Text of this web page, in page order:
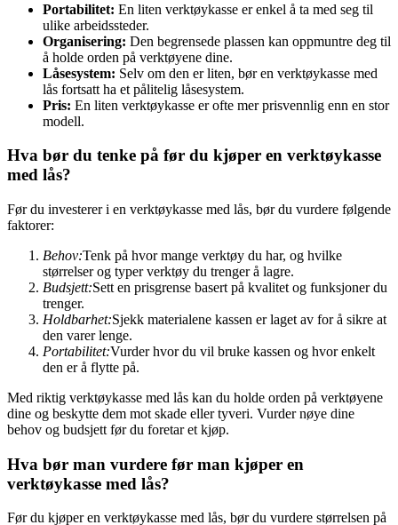
Portabilitet: En liten verktøykasse er enkel å ta med seg til
ulike arbeidssteder.
Organisering: Den begrensede plassen kan oppmuntre deg til
å holde orden på verktøyene dine.
Låsesystem: Selv om den er liten, bør en verktøykasse med
lås fortsatt ha et pålitelig låsesystem.
Pris: En liten verktøykasse er ofte mer prisvennlig enn en stor
modell.
Hva bør du tenke på før du kjøper en verktøykasse
med lås?
Før du investerer i en verktøykasse med lås, bør du vurdere følgende
faktorer:
Behov:Tenk på hvor mange verktøy du har, og hvilke
størrelser og typer verktøy du trenger å lagre.
Budsjett:Sett en prisgrense basert på kvalitet og funksjoner du
trenger.
Holdbarhet:Sjekk materialene kassen er laget av for å sikre at
den varer lenge.
Portabilitet:Vurder hvor du vil bruke kassen og hvor enkelt
den er å flytte på.
Med riktig verktøykasse med lås kan du holde orden på verktøyene
dine og beskytte dem mot skade eller tyveri. Vurder nøye dine
behov og budsjett før du foretar et kjøp.
Hva bør man vurdere før man kjøper en
verktøykasse med lås?
Før du kjøper en verktøykasse med lås, bør du vurdere størrelsen på